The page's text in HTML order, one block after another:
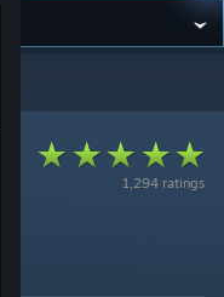
1,294 ratings